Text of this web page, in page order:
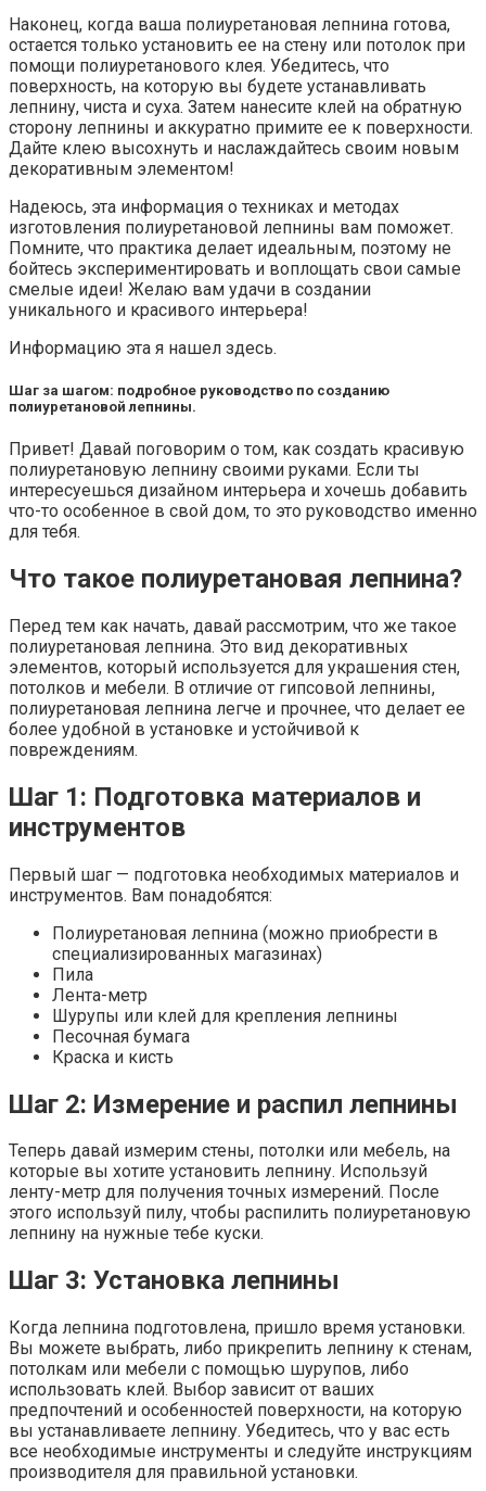
Наконец, когда ваша полиуретановая лепнина готова,
остается только установить ее на стену или потолок при
помощи полиуретанового клея. Убедитесь, что
поверхность, на которую вы будете устанавливать
лепнину, чиста и суха. Затем нанесите клей на обратную
сторону лепнины и аккуратно примите ее к поверхности.
Дайте клею высохнуть и наслаждайтесь своим новым
декоративным элементом!
Надеюсь, эта информация о техниках и методах
изготовления полиуретановой лепнины вам поможет.
Помните, что практика делает идеальным, поэтому не
бойтесь экспериментировать и воплощать свои самые
смелые идеи! Желаю вам удачи в создании
уникального и красивого интерьера!
Информацию эта я нашел здесь.
Шаг за шагом: подробное руководство по созданию
полиуретановой лепнины.
Привет! Давай поговорим о том, как создать красивую
полиуретановую лепнину своими руками. Если ты
интересуешься дизайном интерьера и хочешь добавить
что-то особенное в свой дом, то это руководство именно
для тебя.
Что такое полиуретановая лепнина?
Перед тем как начать, давай рассмотрим, что же такое
полиуретановая лепнина. Это вид декоративных
элементов, который используется для украшения стен,
потолков и мебели. В отличие от гипсовой лепнины,
полиуретановая лепнина легче и прочнее, что делает ее
более удобной в установке и устойчивой к
повреждениям.
Шаг 1: Подготовка материалов и
инструментов
Первый шаг — подготовка необходимых материалов и
инструментов. Вам понадобятся:
Полиуретановая лепнина (можно приобрести в
специализированных магазинах)
Пила
Лента-метр
Шурупы или клей для крепления лепнины
Песочная бумага
Краска и кисть
Шаг 2: Измерение и распил лепнины
Теперь давай измерим стены, потолки или мебель, на
которые вы хотите установить лепнину. Используй
ленту-метр для получения точных измерений. После
этого используй пилу, чтобы распилить полиуретановую
лепнину на нужные тебе куски.
Шаг 3: Установка лепнины
Когда лепнина подготовлена, пришло время установки.
Вы можете выбрать, либо прикрепить лепнину к стенам,
потолкам или мебели с помощью шурупов, либо
использовать клей. Выбор зависит от ваших
предпочтений и особенностей поверхности, на которую
вы устанавливаете лепнину. Убедитесь, что у вас есть
все необходимые инструменты и следуйте инструкциям
производителя для правильной установки.